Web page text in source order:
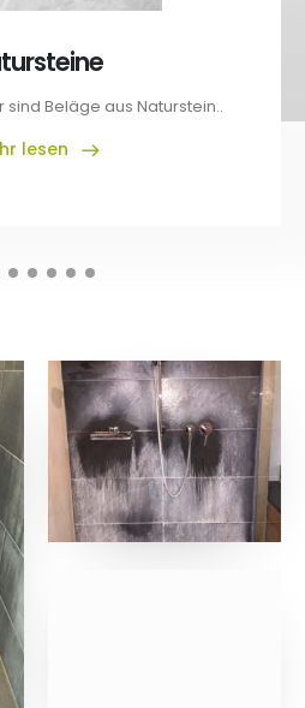
sind Beläge aus Naturstein..
lesen